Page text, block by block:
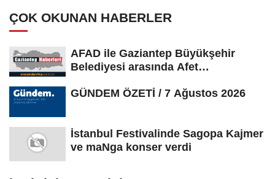
ÇOK OKUNAN HABERLER
AFAD ile Gaziantep Büyükşehir
Belediyesi arasında Afet
GÜNDEM ÖZETİ / 7 Ağustos 2026
İstanbul Festivalinde Sagopa Kajmer
ve maNga konser verdi